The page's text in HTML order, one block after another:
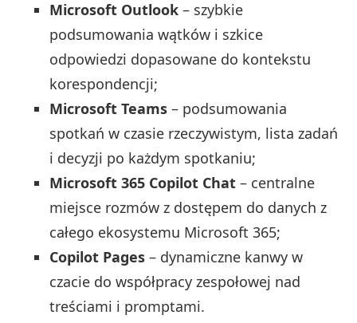
Microsoft Outlook – szybkie
podsumowania wątków i szkice
odpowiedzi dopasowane do kontekstu
korespondencji;
Microsoft Teams – podsumowania
spotkań w czasie rzeczywistym, lista zadań
i decyzji po każdym spotkaniu;
Microsoft 365 Copilot Chat – centralne
miejsce rozmów z dostępem do danych z
całego ekosystemu Microsoft 365;
Copilot Pages – dynamiczne kanwy w
czacie do współpracy zespołowej nad
treściami i promptami.